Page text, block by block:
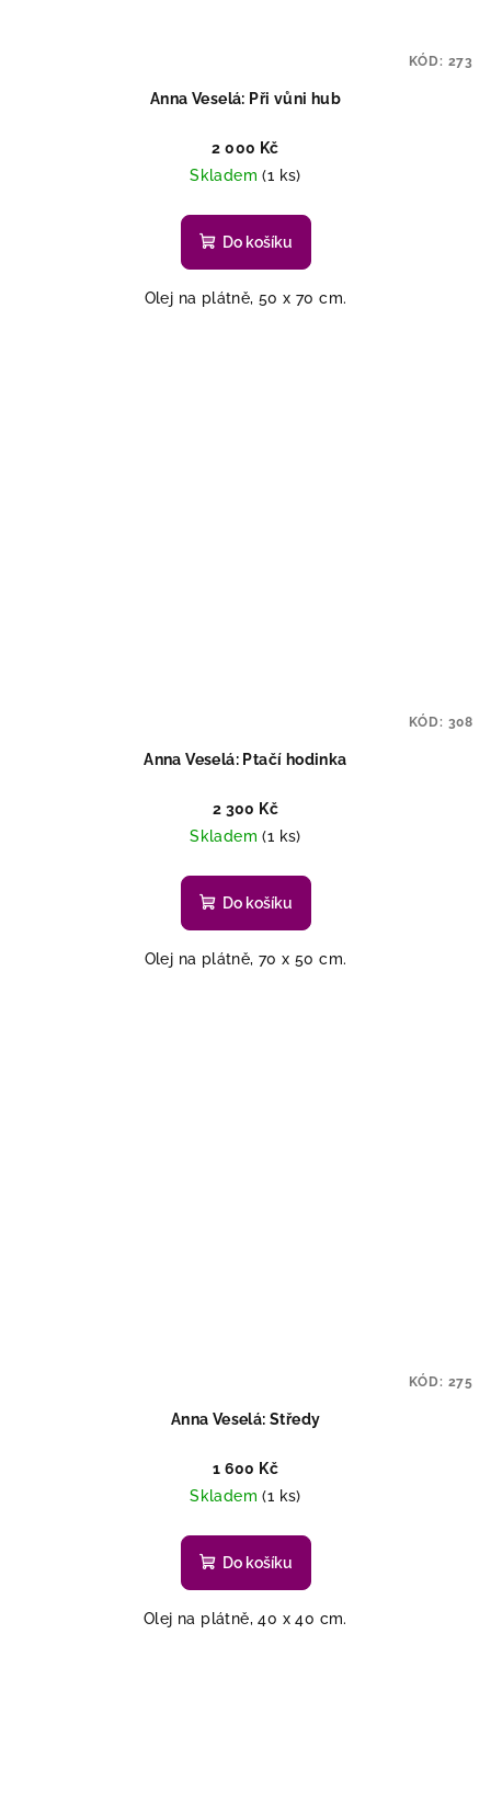
Anna Veselá: Při vůni hub
2 000 Kč
Skladem(1 ks)
Do košíku
Olej na plátně, 50 x 70 cm.
KÓD: 273
Anna Veselá: Ptačí hodinka
2 300 Kč
Skladem(1 ks)
Do košíku
Olej na plátně, 70 x 50 cm.
KÓD: 308
Anna Veselá: Středy
1 600 Kč
Skladem(1 ks)
Do košíku
Olej na plátně, 40 x 40 cm.
KÓD: 275